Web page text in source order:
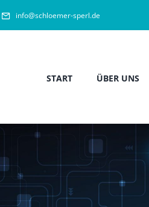
info@schloemer-sperl.de
START ÜBER UNS